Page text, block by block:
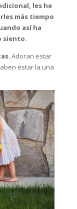
les he
más tiempo
así ha
siento.
. Adoran estar
estar la una